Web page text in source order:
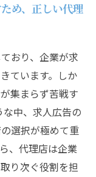
め、正しい代理
おり、企業が求
ています。しか
集まらず苦戦す
中、求人広告の
選択が極めて重
、代理店は企業
り次ぐ役割を担